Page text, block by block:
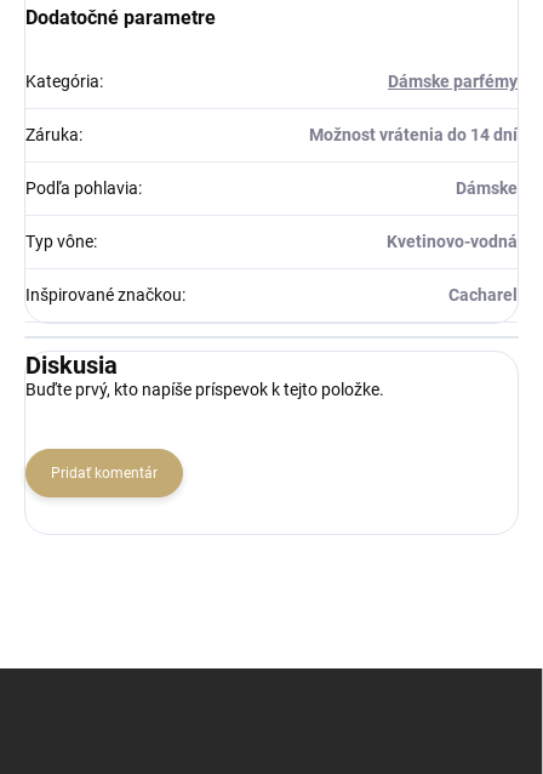
Dodatočné parametre
Kategória: Dámske parfémy
Záruka: Možnost vrátenia do 14 dní
Podľa pohlavia: Dámske
Typ vône: Kvetinovo-vodná
Inšpirované značkou: Cacharel
Diskusia
Buďte prvý, kto napíše príspevok k tejto položke.
Pridať komentár